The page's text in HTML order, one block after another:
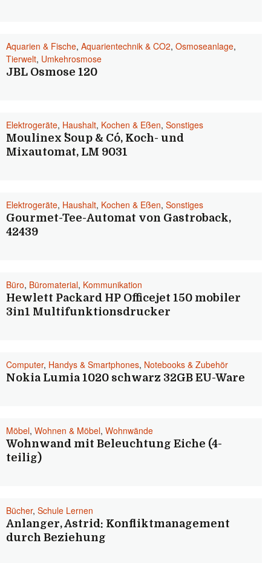
Aquarien & Fische, Aquarientechnik & CO2, Osmoseanlage,
Tierwelt, Umkehrosmose
JBL Osmose 120
Elektrogeräte, Haushalt, Kochen & Eßen, Sonstiges
Moulinex ´´Soup & Co´´, Koch- und
Mixautomat, LM 9031
Elektrogeräte, Haushalt, Kochen & Eßen, Sonstiges
Gourmet-Tee-Automat von Gastroback,
42439
Büro, Büromaterial, Kommunikation
Hewlett Packard HP Officejet 150 mobiler
3in1 Multifunktionsdrucker
Computer, Handys & Smartphones, Notebooks & Zubehör
Nokia Lumia 1020 schwarz 32GB EU-Ware
Möbel, Wohnen & Möbel, Wohnwände
Wohnwand mit Beleuchtung Eiche (4-
teilig)
Bücher, Schule Lernen
Anlanger, Astrid: Konfliktmanagement
durch Beziehung